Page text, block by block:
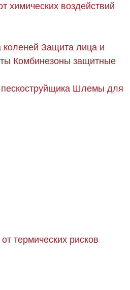
химических воздействий
Защита лица и
Комбинезоны защитные
Шлемы для
термических рисков